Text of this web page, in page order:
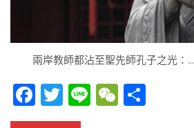
兩岸教師都沾至聖先師孔子之光：…
Facebook
Twitter
LineWeChat